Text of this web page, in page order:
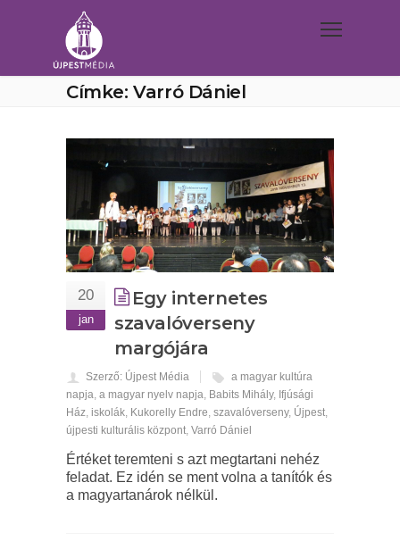
Címke: Varró Dániel
20
jan
Egy internetes
szavalóverseny
margójára
Szerző: Újpest Média
a magyar kultúra
napja, a magyar nyelv napja, Babits Mihály, Ifjúsági
Ház, iskolák, Ku­korelly Endre, szavalóverseny, Újpest,
újpesti kulturális központ, Varró Dániel
Értéket teremteni s azt megtartani nehéz
feladat. Ez idén se ment volna a tanítók és
a magyartanárok nélkül.